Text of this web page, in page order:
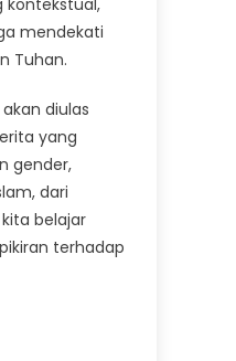
kontekstual,
mendekati
Tuhan.
diulas
yang
gender,
dari
belajar
terhadap